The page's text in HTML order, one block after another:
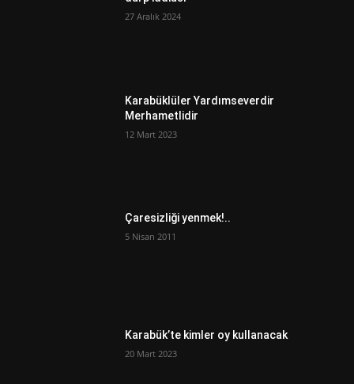
27 Aralık 2024
Karabüklüler Yardımseverdir
Merhametlidir
12 Mart 2023
Çaresizliği yenmek!..
5 Nisan 2011
Karabük’te kimler oy kullanacak
20 Mart 2023